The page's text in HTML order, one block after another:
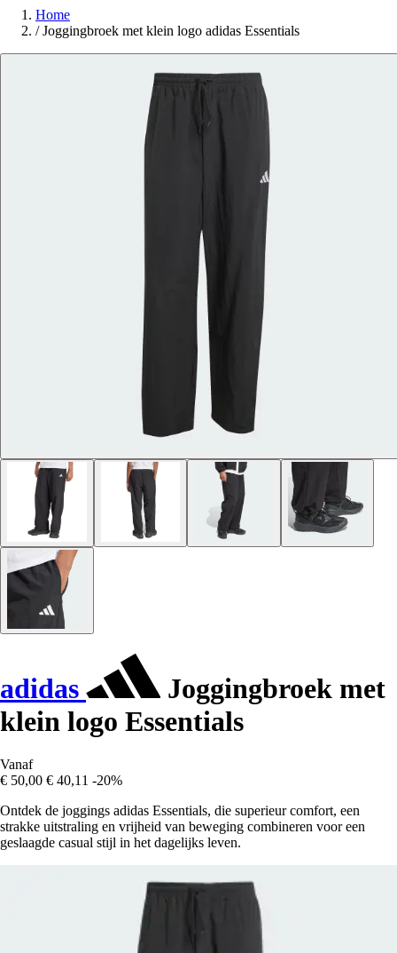
Home
/ Joggingbroek met klein logo adidas Essentials
adidas
Joggingbroek met
klein logo Essentials
Vanaf
€ 50,00 € 40,11 -20%
Ontdek de joggings adidas Essentials, die superieur comfort, een
strakke uitstraling en vrijheid van beweging combineren voor een
geslaagde casual stijl in het dagelijks leven.